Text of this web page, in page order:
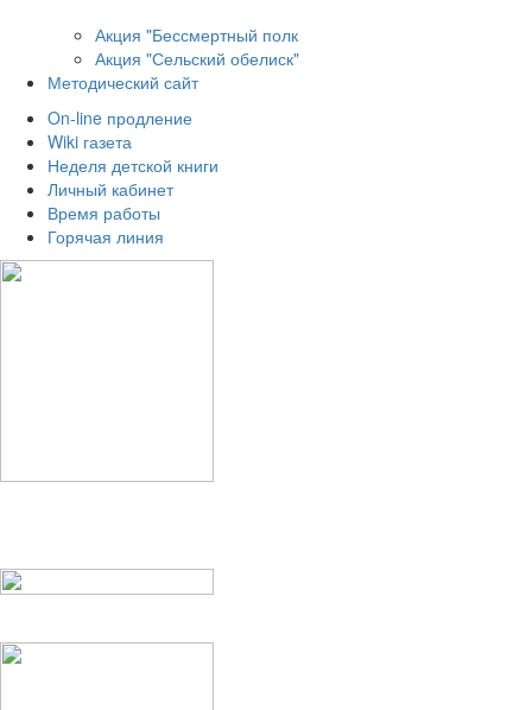
Акция "Бессмертный полк
Акция "Сельский обелиск"
Методический сайт
On-line продление
Wiki газета
Неделя детской книги
Личный кабинет
Время работы
Горячая линия